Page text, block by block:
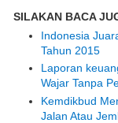
SILAKAN BACA
Indonesia
Tahun 2015
Laporan
Wajar Tanpa
Kemdikbud
Jalan Atau